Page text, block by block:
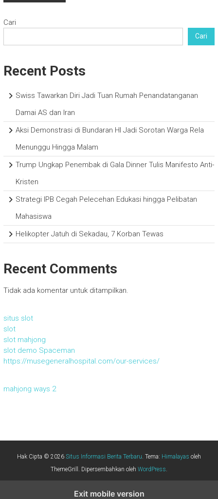
Cari
Cari
Recent Posts
Swiss Tawarkan Diri Jadi Tuan Rumah Penandatanganan
Damai AS dan Iran
Aksi Demonstrasi di Bundaran HI Jadi Sorotan Warga Rela
Menunggu Hingga Malam
Trump Ungkap Penembak di Gala Dinner Tulis Manifesto Anti-
Kristen
Strategi IPB Cegah Pelecehan Edukasi hingga Pelibatan
Mahasiswa
Helikopter Jatuh di Sekadau, 7 Korban Tewas
Recent Comments
Tidak ada komentar untuk ditampilkan.
situs slot
slot
slot mahjong
slot demo Spaceman
https://musegeneralhospital.com/our-services/
mahjong ways 2
Hak Cipta © 2026 Situs Informasi Berita Terbaru . Tema: Himalayas oleh
ThemeGrill. Dipersembahkan oleh WordPress
Exit mobile version